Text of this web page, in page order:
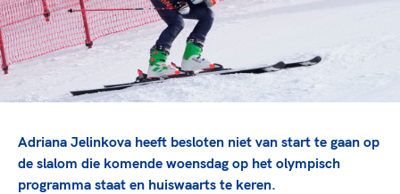
Sportonderzoek
Sportakkoord II
TeamNL kids
Olympische geschiedenis
Veilige en integere sport
Diversiteit en inclusie
Gezonde sportomgeving
Duurzaamheid
Vitale clubs en bestuurlijk kader
TeamNL Academie Kalender
Kennisaanbod TeamNL Experts
TeamNL Sport Science Centre
Olympische Spelen LA28
Paralympische Spelen LA28
Adriana Jelinkova heeft besloten niet van start te gaan op
de slalom die komende woensdag op het olympisch
programma staat en huiswaarts te keren.